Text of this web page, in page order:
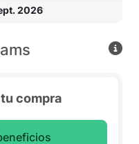
2026
compra